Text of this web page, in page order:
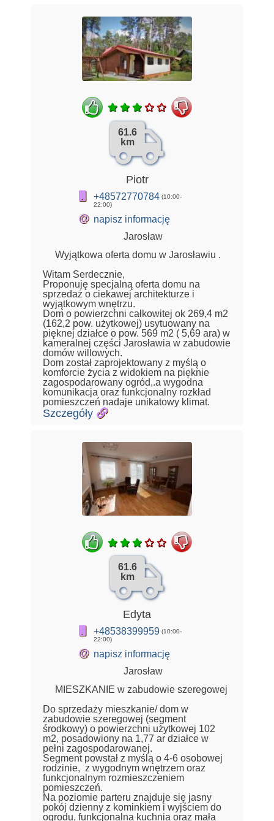
61.6
km
Piotr
+48572770784 (10:00-
22:00)
@ napisz informację
Jarosław
Wyjątkowa oferta domu w Jarosławiu .
Witam Serdecznie,
Proponuję specjalną oferta domu na
sprzedaż o ciekawej architekturze i
wyjątkowym wnętrzu.
Dom o powierzchni całkowitej ok 269,4 m2
(162,2 pow. użytkowej) usytuowany na
pięknej działce o pow. 569 m2 ( 5,69 ara) w
kameralnej części Jarosławia w zabudowie
domów willowych.
Dom został zaprojektowany z myślą o
komforcie życia z widokiem na pięknie
zagospodarowany ogród,.a wygodna
komunikacja oraz funkcjonalny rozkład
pomieszczeń nadaje unikatowy klimat.
Szczegóły
61.6
km
Edyta
+48538399959 (10:00-
22:00)
@ napisz informację
Jarosław
MIESZKANIE w zabudowie szeregowej
Do sprzedaży mieszkanie/ dom w
zabudowie szeregowej (segment
środkowy) o powierzchni użytkowej 102
m2, posadowiony na 1,77 ar działce w
pełni zagospodarowanej.
Segment powstał z myślą o 4-6 osobowej
rodzinie, z wygodnym wnętrzem oraz
funkcjonalnym rozmieszczeniem
pomieszczeń.
Na poziomie parteru znajduje się jasny
pokój dzienny z kominkiem i wyjściem do
ogrodu, funkcjonalna kuchnia oraz mała